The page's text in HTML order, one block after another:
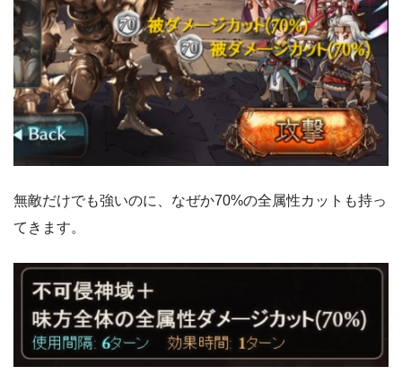
無敵だけでも強いのに、なぜか70%の全属性カットも持っ
てきます。